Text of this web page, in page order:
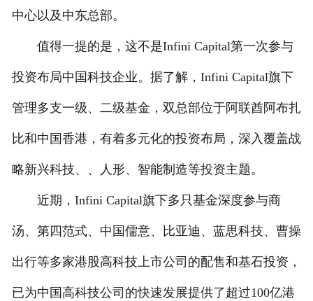
中心以及中东总部。
值得一提的是，这不是Infini Capital第一次参与
投资布局中国科技企业。据了解，Infini Capital旗下
管理多支一级、二级基金，双总部位于阿联酋阿布扎
比和中国香港，有着多元化的投资布局，深入覆盖战
略新兴科技、、人形、智能制造等投资主题。
近期，Infini Capital旗下多只基金深度参与商
汤、第四范式、中国儒意、比亚迪、蓝思科技、曹操
出行等多家港股高科技上市公司的配售和基石投资，
已为中国高科技公司的快速发展提供了超过100亿港